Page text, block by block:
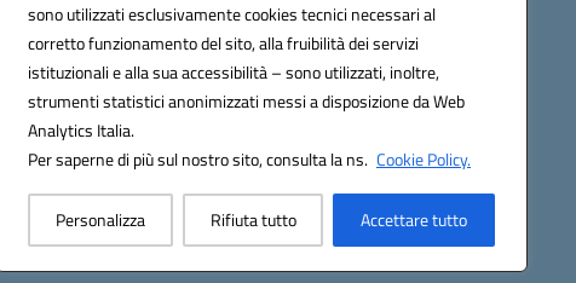
sono utilizzati esclusivamente cookies tecnici necessari al
corretto funzionamento del sito, alla fruibilità dei servizi
istituzionali e alla sua accessibilità – sono utilizzati, inoltre,
strumenti statistici anonimizzati messi a disposizione da Web
Analytics Italia.
Per saperne di più sul nostro sito, consulta la ns. Cookie Policy.
Personalizza Rifiuta tutto Accettare tutto